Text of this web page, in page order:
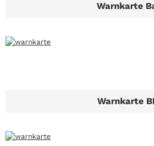
Warnkarte
Warnkarte